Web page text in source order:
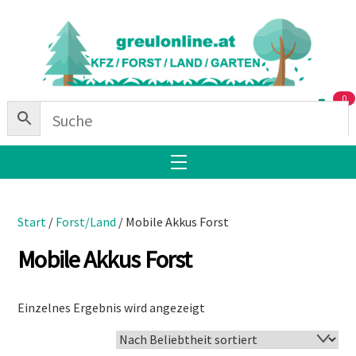
0
Menu
Start / Forst/Land / Mobile Akkus Forst
Mobile Akkus Forst
Einzelnes Ergebnis wird angezeigt
To
Top